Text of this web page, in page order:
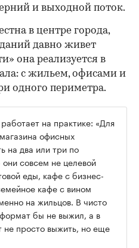
и выходной поток.
в центре города,
давно живет
она реализуется в
с жильем, офисами и
одного периметра.
на практике: «Для
офисных
на два или три по
совсем не целевой
еды, кафе с бизнес-
кафе с вином
на жильцов. В чисто
бы не выжил, а в
просто выжить, но еще